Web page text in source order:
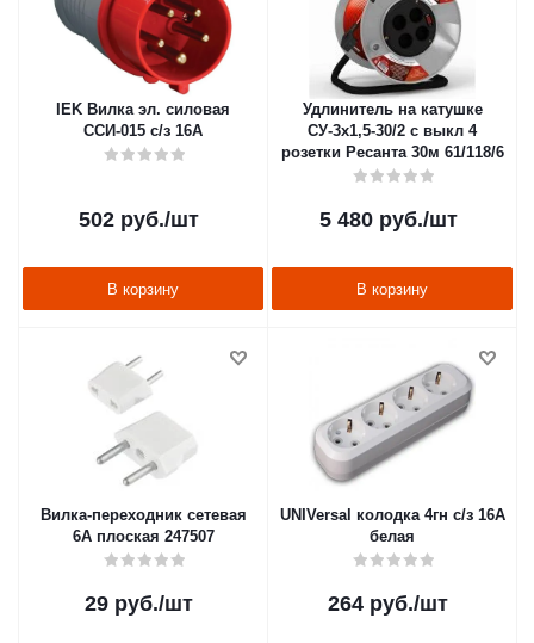
IEK Вилка эл. силовая
ССИ-015 с/з 16А
502 руб./шт
В корзину
Удлинитель на катушке
СУ-3х1,5-30/2 с выкл 4
розетки Ресанта 30м 61/118/6
5 480руб./шт
В корзину
Вилка-переходник сетевая
6А плоская 247507
29 руб./шт
UNIVersal колодка 4гн с/з 16А
белая
264 руб./шт